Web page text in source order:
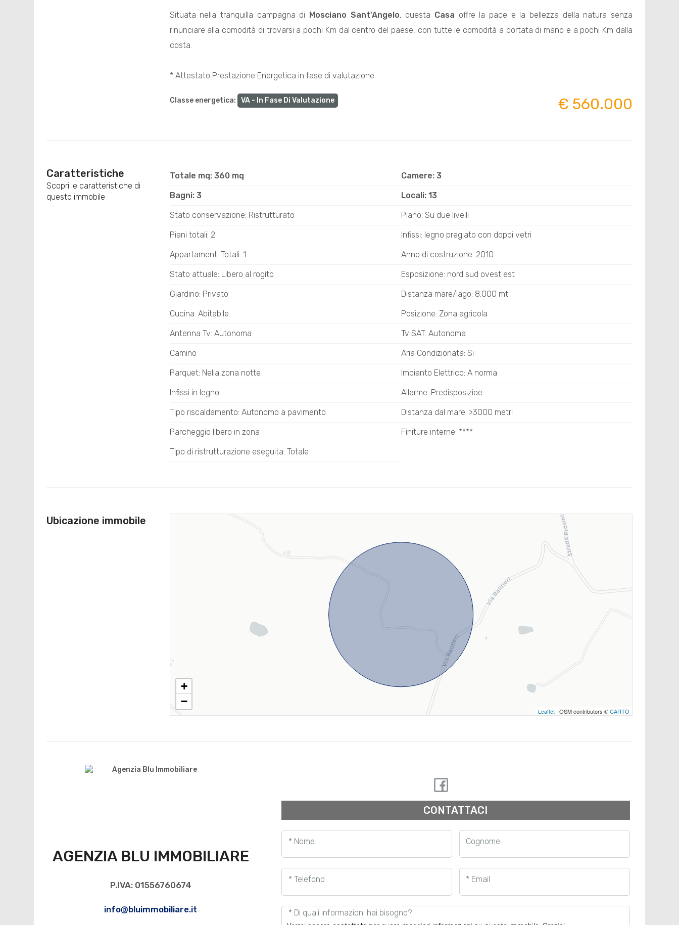
Situata nella tranquilla campagna di Mosciano Sant'Angelo, questa Casa offre la pace e la bellezza della natura senza
rinunciare alla comodità di trovarsi a pochi Km dal centro del paese, con tutte le comodità a portata di mano e a pochi Km dalla
costa.
* Attestato Prestazione Energetica in fase di valutazione
Classe energetica: VA - In Fase Di Valutazione € 560.000
Caratteristiche
Scopri le caratteristiche di
questo immobile
Totale mq: 360 mq Camere: 3
Bagni: 3 Locali: 13
Stato conservazione: Ristrutturato Piano: Su due livelli
Piani totali: 2 Infissi: legno pregiato con doppi vetri
Appartamenti Totali: 1 Anno di costruzione: 2010
Stato attuale: Libero al rogito Esposizione: nord sud ovest est
Giardino: Privato Distanza mare/lago: 8.000 mt.
Cucina: Abitabile Posizione: Zona agricola
Antenna Tv: Autonoma Tv SAT: Autonoma
Camino Aria Condizionata: Si
Parquet: Nella zona notte Impianto Elettrico: A norma
Infissi in legno Allarme: Predisposizioe
Tipo riscaldamento: Autonomo a pavimento Distanza dal mare: >3000 metri
Parcheggio libero in zona Finiture interne: ****
Tipo di ristrutturazione eseguita: Totale
Ubicazione immobile
+
−
Leaflet| OSM contributors ©CARTO
AGENZIA BLU IMMOBILIARE
P.IVA: 01556760674
info@bluimmobiliare.it
CONTATTACI
* Nome Cognome
* Telefono * Email
* Di quali informazioni hai bisogno?